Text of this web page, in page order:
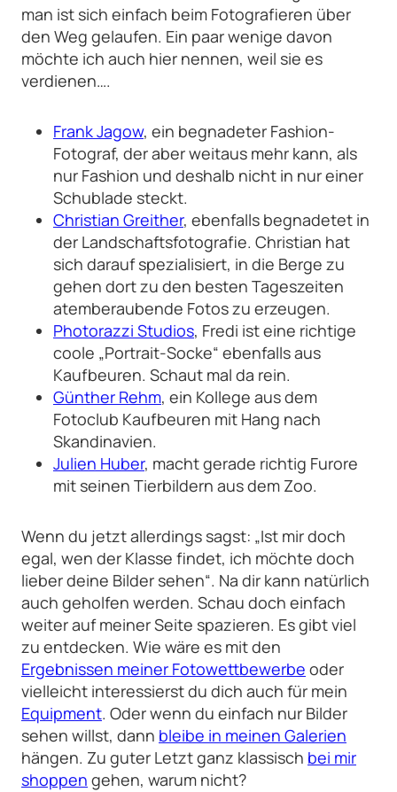
man ist sich einfach beim Fotografieren über
den Weg gelaufen. Ein paar wenige davon
möchte ich auch hier nennen, weil sie es
verdienen….
Frank Jagow, ein begnadeter Fashion-
Fotograf, der aber weitaus mehr kann, als
nur Fashion und deshalb nicht in nur einer
Schublade steckt.
Christian Greither, ebenfalls begnadetet in
der Landschaftsfotografie. Christian hat
sich darauf spezialisiert, in die Berge zu
gehen dort zu den besten Tageszeiten
atemberaubende Fotos zu erzeugen.
Photorazzi Studios, Fredi ist eine richtige
coole „Portrait-Socke“ ebenfalls aus
Kaufbeuren. Schaut mal da rein.
Günther Rehm, ein Kollege aus dem
Fotoclub Kaufbeuren mit Hang nach
Skandinavien.
Julien Huber, macht gerade richtig Furore
mit seinen Tierbildern aus dem Zoo.
Wenn du jetzt allerdings sagst: „Ist mir doch
egal, wen der Klasse findet, ich möchte doch
lieber deine Bilder sehen“. Na dir kann natürlich
auch geholfen werden. Schau doch einfach
weiter auf meiner Seite spazieren. Es gibt viel
zu entdecken. Wie wäre es mit den
Ergebnissen meiner Fotowettbewerbe oder
vielleicht interessierst du dich auch für mein
Equipment. Oder wenn du einfach nur Bilder
sehen willst, dann bleibe in meinen Galerien
hängen. Zu guter Letzt ganz klassisch bei mir
shoppen gehen, warum nicht?